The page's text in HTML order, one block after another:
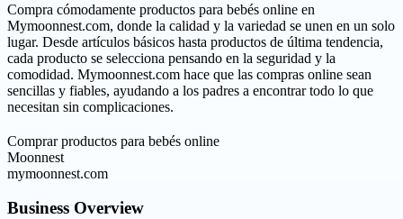
Compra cómodamente productos para bebés online en
Mymoonnest.com, donde la calidad y la variedad se unen en un solo
lugar. Desde artículos básicos hasta productos de última tendencia,
cada producto se selecciona pensando en la seguridad y la
comodidad. Mymoonnest.com hace que las compras online sean
sencillas y fiables, ayudando a los padres a encontrar todo lo que
necesitan sin complicaciones.
Comprar productos para bebés online
Moonnest
mymoonnest.com
Business Overview